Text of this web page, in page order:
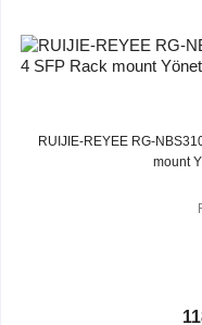
RUIJIE-REYEE RG-
mount